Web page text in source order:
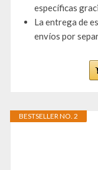
específicas
La entrega de
envíos por
BESTSELLER NO. 2